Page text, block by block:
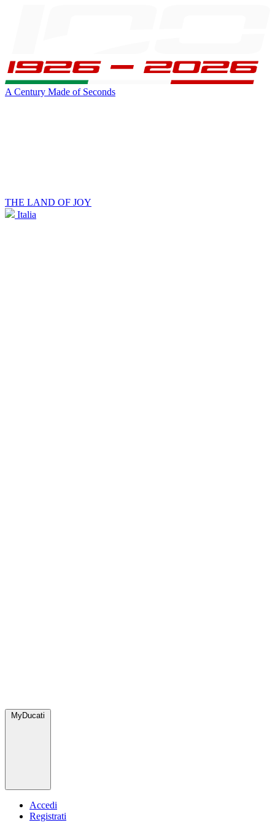
A Century Made of Seconds
THE LAND OF JOY
Italia
MyDucati
Accedi
Registrati